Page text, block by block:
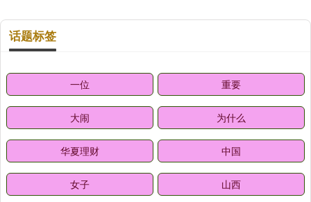
话题标签
一位 重要
大闹 为什么
华夏理财 中国
女子 山西